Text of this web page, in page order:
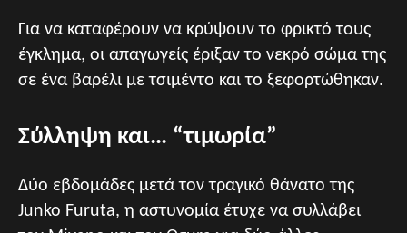
Για να καταφέρουν να κρύψουν το φρικτό τους
έγκλημα, οι απαγωγείς έριξαν το νεκρό σώμα της
σε ένα βαρέλι με τσιμέντο και το ξεφορτώθηκαν.
Σύλληψη και… “τιμωρία”
Δύο εβδομάδες μετά τον τραγικό θάνατο της
Junko Furuta, η αστυνομία έτυχε να συλλάβει